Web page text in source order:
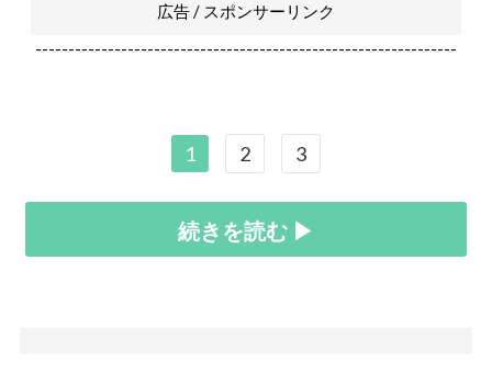
広告 / スポンサーリンク
----------------------------------------------------------------
1 2 3
続きを読む ▶